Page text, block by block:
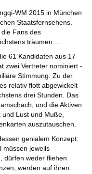
WM 2015 in München
Staatsfernsehens.
Fans des
träumen ...
61 Kandidaten aus 17
zwei Vertreter nominiert -
Stimmung. Zu der
relativ flott abgewickelt
drei Stunden. Das
und die Aktiven
Lust und Muße,
auszutauschen.
genialem Konzept:
müssen jeweils
dürfen weder fliehen
werden auf ihren